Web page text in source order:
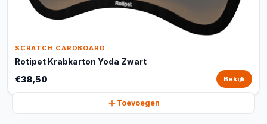
SCRATCH CARDBOARD
Rotipet Krabkarton Yoda Zwart
€38,50 Bekijk
Toevoegen